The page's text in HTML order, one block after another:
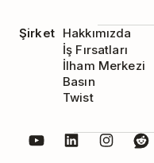
Şirket Hakkımızda
İş Fırsatları
İlham Merkezi
Basın
Twist